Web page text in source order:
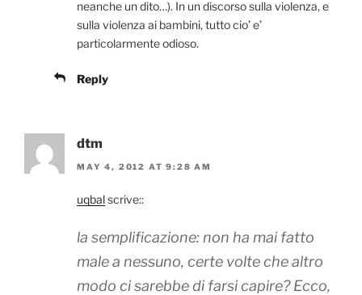
neanche un dito…). In un discorso sulla violenza, e
sulla violenza ai bambini, tutto cio’ e’
particolarmente odioso.
Reply
dtm
MAY 4, 2012 AT 9:28 AM
uqbalscrive::
la semplificazione: non ha mai fatto
male a nessuno, certe volte che altro
modo ci sarebbe di farsi capire? Ecco,